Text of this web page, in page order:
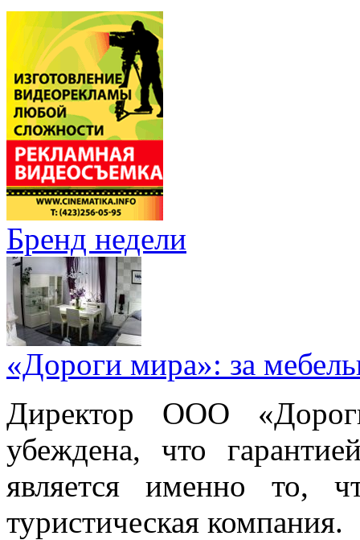
Бренд недели
«Дороги мира»: за
Директор ООО
убеждена, что
является именно то,
туристическая компания.